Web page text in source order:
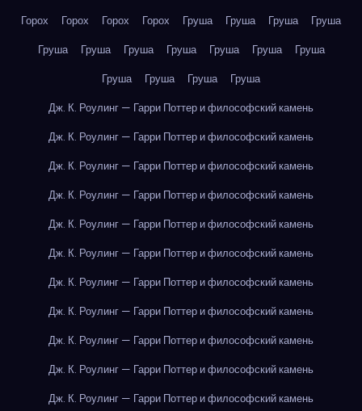
Горох
Горох Горох Горох Груша Груша Груша
Груша
Груша
Груша Груша Груша Груша Груша
Груша
Груша
Груша Груша
Груша
Дж. К. Роулинг — Гарри Поттер и философский камень
Дж. К. Роулинг — Гарри Поттер и философский камень
Дж. К. Роулинг — Гарри Поттер и философский камень
Дж. К. Роулинг — Гарри Поттер и философский камень
Дж. К. Роулинг — Гарри Поттер и философский камень
Дж. К. Роулинг — Гарри Поттер и философский камень
Дж. К. Роулинг — Гарри Поттер и философский камень
Дж. К. Роулинг — Гарри Поттер и философский камень
Дж. К. Роулинг — Гарри Поттер и философский камень
Дж. К. Роулинг — Гарри Поттер и философский камень
Дж. К. Роулинг — Гарри Поттер и философский камень